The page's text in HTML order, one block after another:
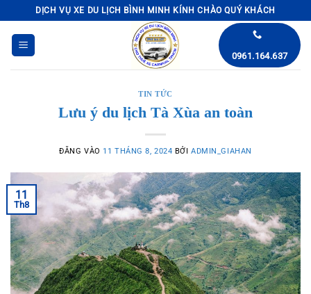
qua
dung
DỊCH VỤ XE DU LỊCH BÌNH MINH KÍNH CHÀO QUÝ KHÁCH
0961.164.637
TIN TỨC
Lưu ý du lịch Tà Xùa an toàn
ĐĂNG VÀO 11 THÁNG 8, 2024 BỞIADMIN_GIAHAN
11
Th8